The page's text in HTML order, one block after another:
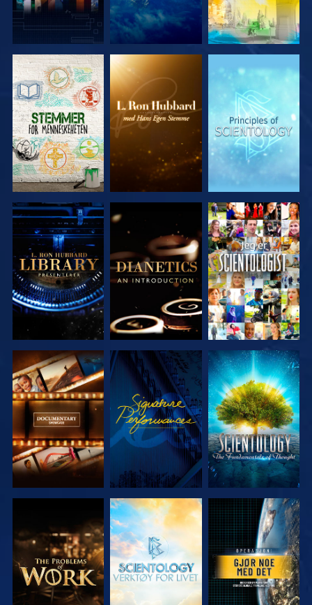
UTFORSK
SERIEN
UTFORSK
SERIEN
UTFORSK
SERIEN
UTFORSK
SERIEN
UTFORSK
SERIEN
SE
UTFORSK
SERIEN
SE
UTFORSK
SERIEN
UTFORSK
SERIEN
UTFORSK
SERIEN
SE